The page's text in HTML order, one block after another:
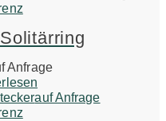
Anfrage
auf Anfrage